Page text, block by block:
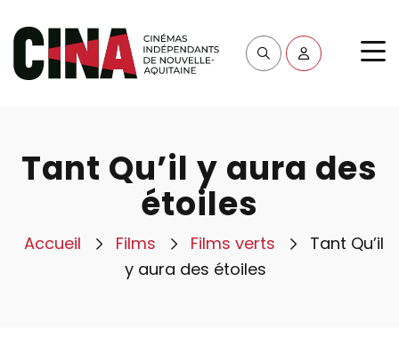
Tant Qu’il y aura des
étoiles
Accueil Films Films verts
Tant Qu’il
y aura des étoiles